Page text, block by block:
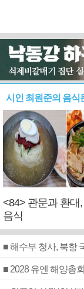
시인 최원준의 음식
<84> 관문과 환대
음식
■ 해수부 청사, 북항
■ 2028 유엔 해양총